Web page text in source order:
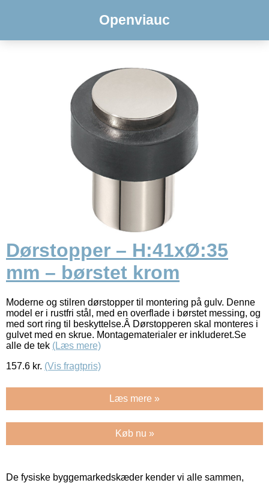
Openviauc
Dørstopper – H:41xØ:35
mm – børstet krom
Moderne og stilren dørstopper til montering på gulv. Denne
model er i rustfri stål, med en overflade i børstet messing, og
med sort ring til beskyttelse.Â Dørstopperen skal monteres i
gulvet med en skrue. Montagematerialer er inkluderet.Se
alle de tek (Læs mere)
157.6 kr. (Vis fragtpris)
Læs mere »
Køb nu »
De fysiske byggemarkedskæder kender vi alle sammen,